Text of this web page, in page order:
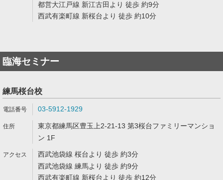
都営大江戸線 新江古田より 徒歩 約9分
西武有楽町線 新桜台より 徒歩 約10分
臨海セミナー
練馬桜台校
03-5912-1929
東京都練馬区豊玉上2-21-13 第3桜台ファミリーマンショ
ン 1F
西武池袋線 桜台より 徒歩 約3分
西武池袋線 練馬より 徒歩 約9分
西武有楽町線 新桜台より 徒歩 約12分